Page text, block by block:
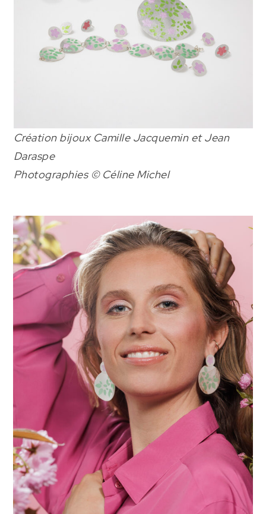
Création bijoux Camille Jacquemin et Jean
Daraspe
Photographies © Céline Michel